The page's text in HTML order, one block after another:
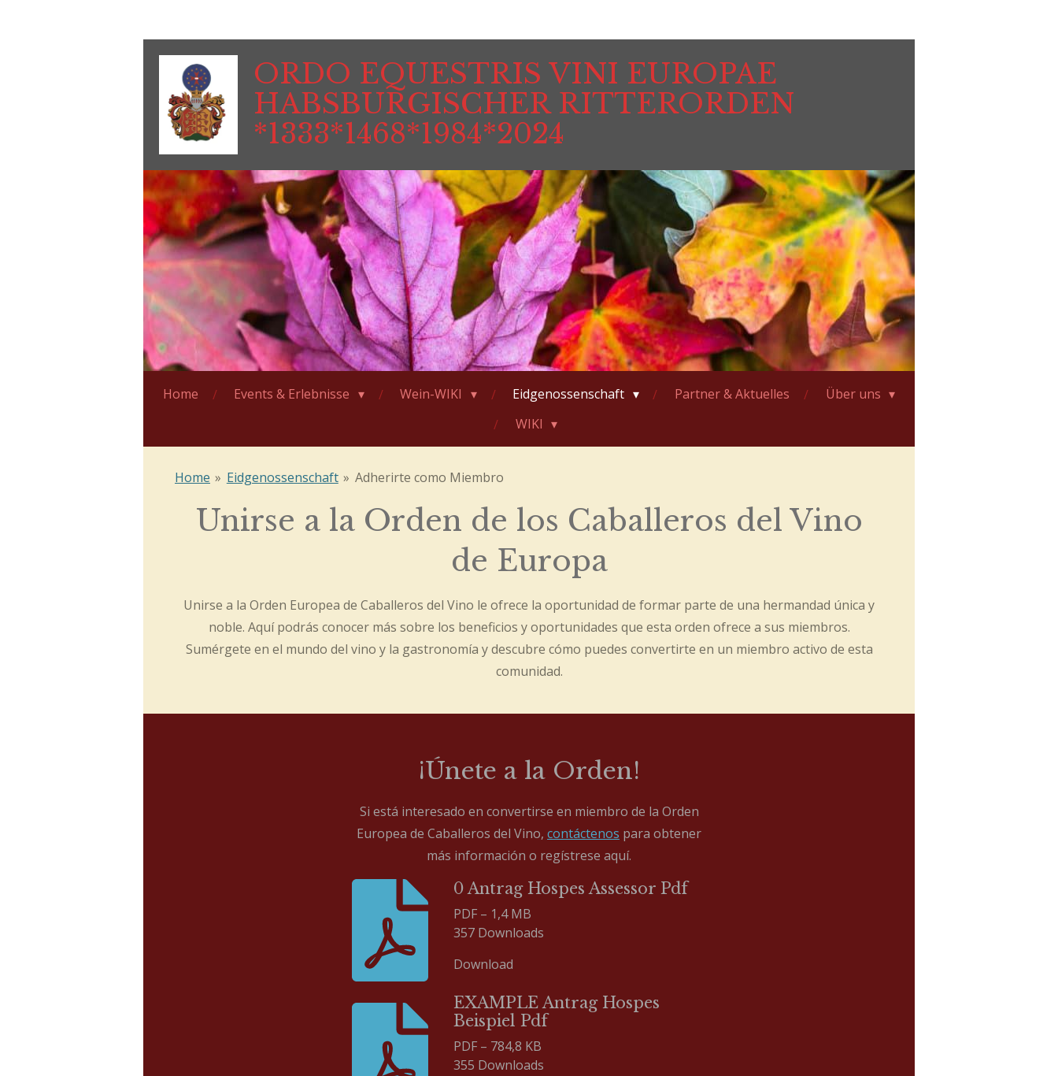
ORDO EQUESTRIS VINI EUROPAE
HABSBURGISCHER RITTERORDEN
*1333*1468*1984*2024
Home Events & Erlebnisse Wein-WIKI Eidgenossenschaft Partner & Aktuelles
Über uns
WIKI
Home » Eidgenossenschaft » Adherirte como Miembro
Unirse a la Orden de los Caballeros del Vino
de Europa
Unirse a la Orden Europea de Caballeros del Vino le ofrece la oportunidad de formar parte de una hermandad única y
noble. Aquí podrás conocer más sobre los beneficios y oportunidades que esta orden ofrece a sus miembros.
Sumérgete en el mundo del vino y la gastronomía y descubre cómo puedes convertirte en un miembro activo de esta
comunidad.
¡Únete a la Orden!
Si está interesado en convertirse en miembro de la Orden
Europea de Caballeros del Vino, contáctenos para obtener
más información o regístrese aquí.
0 Antrag Hospes Assessor Pdf
PDF – 1,4 MB
357 Downloads
Download
EXAMPLE Antrag Hospes
Beispiel Pdf
PDF – 784,8 KB
355 Downloads